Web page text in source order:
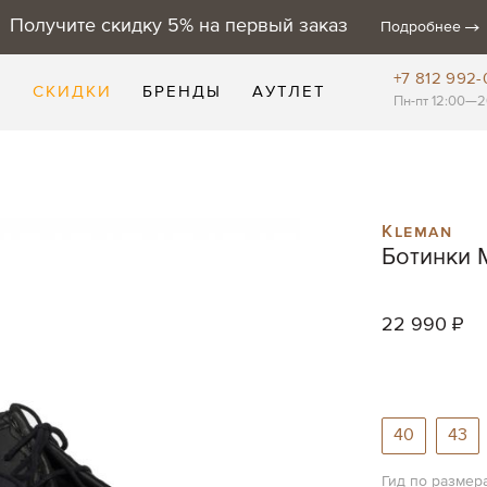
Получите скидку 5% на первый заказ Подробнее
СКИДКИ БРЕНДЫ АУТЛЕТ
+7 812 992-
Пн-пт
Kleman
Ботинки
22 990 ₽
40 43
Гид по